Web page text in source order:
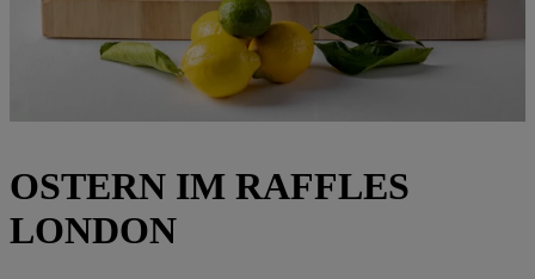
OSTERN IM RAFFLES
LONDON